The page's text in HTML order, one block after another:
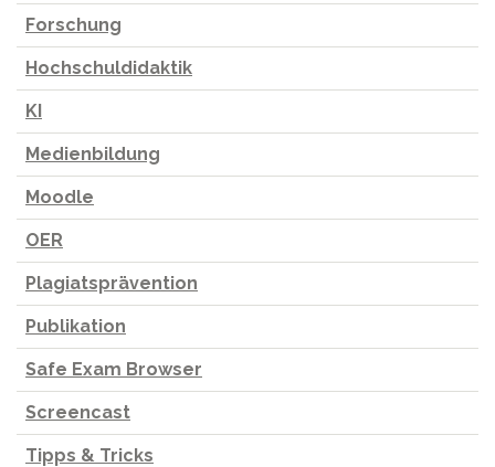
Forschung
Hochschuldidaktik
KI
Medienbildung
Moodle
OER
Plagiatsprävention
Publikation
Safe Exam Browser
Screencast
Tipps & Tricks